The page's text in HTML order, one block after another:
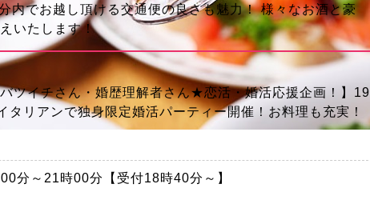
内でお越し頂ける交通便の良さも魅力！ 様々なお酒と豪
いたします！
ツイチさん・婚歴理解者さん★恋活・婚活応援企画！】19
リアンで独身限定婚活パーティー開催！お料理も充実！
分～21時00分【受付18時40分～】